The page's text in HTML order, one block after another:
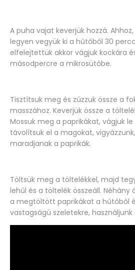
A puha vajat keverjük hozzá.
legyen vegyük ki a hűtőből 30
elfelejtettük akkor vágjuk kockára
másodpercre a mikrosütőbe.
Tisztítsuk meg és zúzzuk össze a
masszához. Keverjük össze a
Mossuk meg a paprikákat, vágjuk
távolítsuk el a magokat,
maradjanak a paprikák.
Töltsük meg a töltelékkel, majd
lehűl és a töltelék összeáll. Néhány
a megtöltött paprikákat a hűtőből
vastagságú szeletekre, használjunk